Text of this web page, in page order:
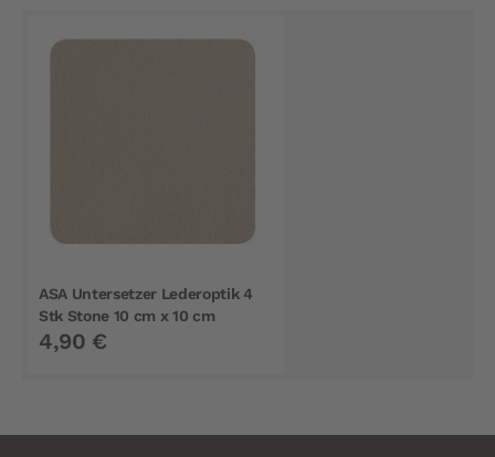
ASA Untersetzer Lederoptik 4
Stk Stone 10 cm x 10 cm
4,90 €